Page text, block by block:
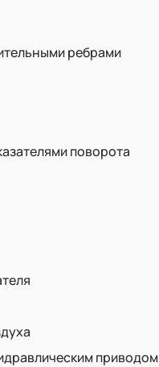
ребрами
поворота
приводом